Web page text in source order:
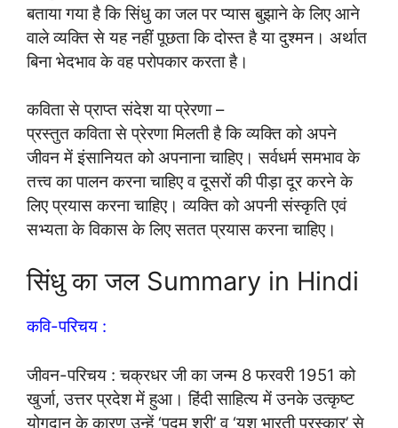
बताया गया है कि सिंधु का जल पर प्यास बुझाने के लिए आने
वाले व्यक्ति से यह नहीं पूछता कि दोस्त है या दुश्मन। अर्थात
बिना भेदभाव के वह परोपकार करता है।
कविता से प्राप्त संदेश या प्रेरणा –
प्रस्तुत कविता से प्रेरणा मिलती है कि व्यक्ति को अपने
जीवन में इंसानियत को अपनाना चाहिए। सर्वधर्म समभाव के
तत्त्व का पालन करना चाहिए व दूसरों की पीड़ा दूर करने के
लिए प्रयास करना चाहिए। व्यक्ति को अपनी संस्कृति एवं
सभ्यता के विकास के लिए सतत प्रयास करना चाहिए।
सिंधु का जल Summary in Hindi
कवि-परिचय :
जीवन-परिचय : चक्रधर जी का जन्म 8 फरवरी 1951 को
खुर्जा, उत्तर प्रदेश में हुआ। हिंदी साहित्य में उनके उत्कृष्ट
योगदान के कारण उन्हें ‘पद्म श्री’ व ‘यश भारती पुरस्कार’ से